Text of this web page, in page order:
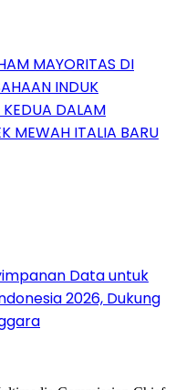
MAYORITAS DI
INDUK
DALAM
MEWAH ITALIA BARU
Data untuk
2026, Dukung